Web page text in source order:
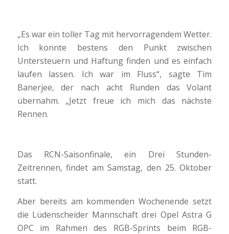
„Es war ein toller Tag mit hervorragendem Wetter.
Ich konnte bestens den Punkt zwischen
Untersteuern und Haftung finden und es einfach
laufen lassen. Ich war im Fluss“, sagte Tim
Banerjee, der nach acht Runden das Volant
übernahm. „Jetzt freue ich mich das nächste
Rennen.
Das RCN-Saisonfinale, ein Drei Stunden-
Zeitrennen, findet am Samstag, den 25. Oktober
statt.
Aber bereits am kommenden Wochenende setzt
die Lüdenscheider Mannschaft drei Opel Astra G
OPC im Rahmen des RGB-Sprints beim RGB-